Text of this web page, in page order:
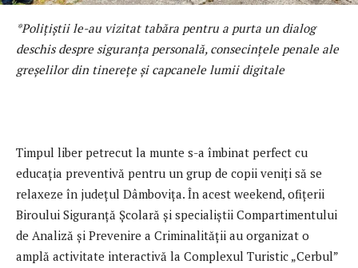
*Polițiștii le-au vizitat tabăra pentru a purta un dialog
deschis despre siguranța personală, consecințele penale ale
greșelilor din tinerețe și capcanele lumii digitale
Timpul liber petrecut la munte s-a îmbinat perfect cu
educația preventivă pentru un grup de copii veniți să se
relaxeze în județul Dâmbovița. În acest weekend, ofițerii
Biroului Siguranță Școlară și specialiștii Compartimentului
de Analiză și Prevenire a Criminalității au organizat o
amplă activitate interactivă la Complexul Turistic „Cerbul”